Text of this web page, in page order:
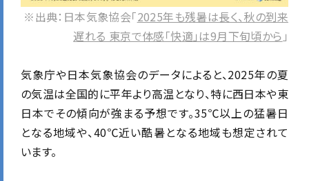
※出典：日本気象協会「2025年も残暑は長く、秋の到来
遅れる 東京で体感「快適」は9月下旬頃から 」
気象庁や日本気象協会のデータによると、2025年の夏
の気温は全国的に平年より高温となり、特に西日本や東
日本でその傾向が強まる予想です。35℃以上の猛暑日
となる地域や、40℃近い酷暑となる地域も想定されて
います。